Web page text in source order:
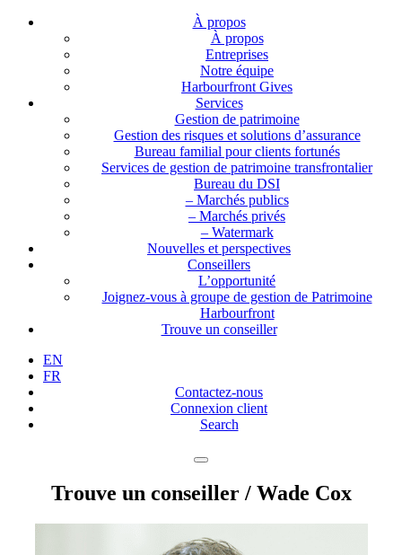
À propos
À propos
Entreprises
Notre équipe
Harbourfront Gives
Services
Gestion de patrimoine
Gestion des risques et solutions d’assurance
Bureau familial pour clients fortunés
Services de gestion de patrimoine transfrontalier
Bureau du DSI
– Marchés publics
– Marchés privés
– Watermark
Nouvelles et perspectives
Conseillers
L’opportunité
Joignez-vous à groupe de gestion de Patrimoine
Harbourfront
Trouve un conseiller
EN
FR
Contactez-nous
Connexion client
Search
Trouve un conseiller / Wade Cox